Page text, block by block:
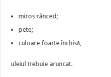
miros rânced;
pete;
culoare foarte închisă,
uleiul trebuie aruncat.